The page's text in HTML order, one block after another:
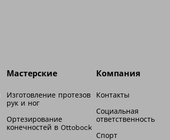
Мастерские
Изготовление протезов
рук и ног
Ортезирование
конечностей в Ottobock
Компания
Контакты
Социальная
ответственность
Спорт